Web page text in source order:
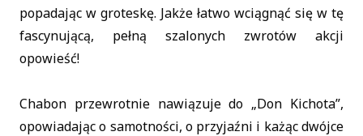
popadając w groteskę. Jakże łatwo wciągnąć się w tę
fascynującą, pełną szalonych zwrotów akcji
opowieść!
Chabon przewrotnie nawiązuje do „Don Kichota”,
opowiadając o samotności, o przyjaźni i każąc dwójce